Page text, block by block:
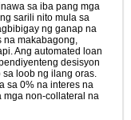
sa iba pang mga
sarili nito mula sa
ng ganap na
na makabagong,
Ang automated loan
desisyon
loob ng ilang oras.
sa 0% na interes na
mga non-collateral na